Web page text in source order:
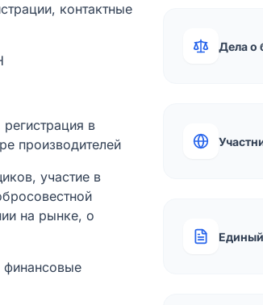
контактные
в
производителей
участие в
на рынке, о
финансовые
Дела о